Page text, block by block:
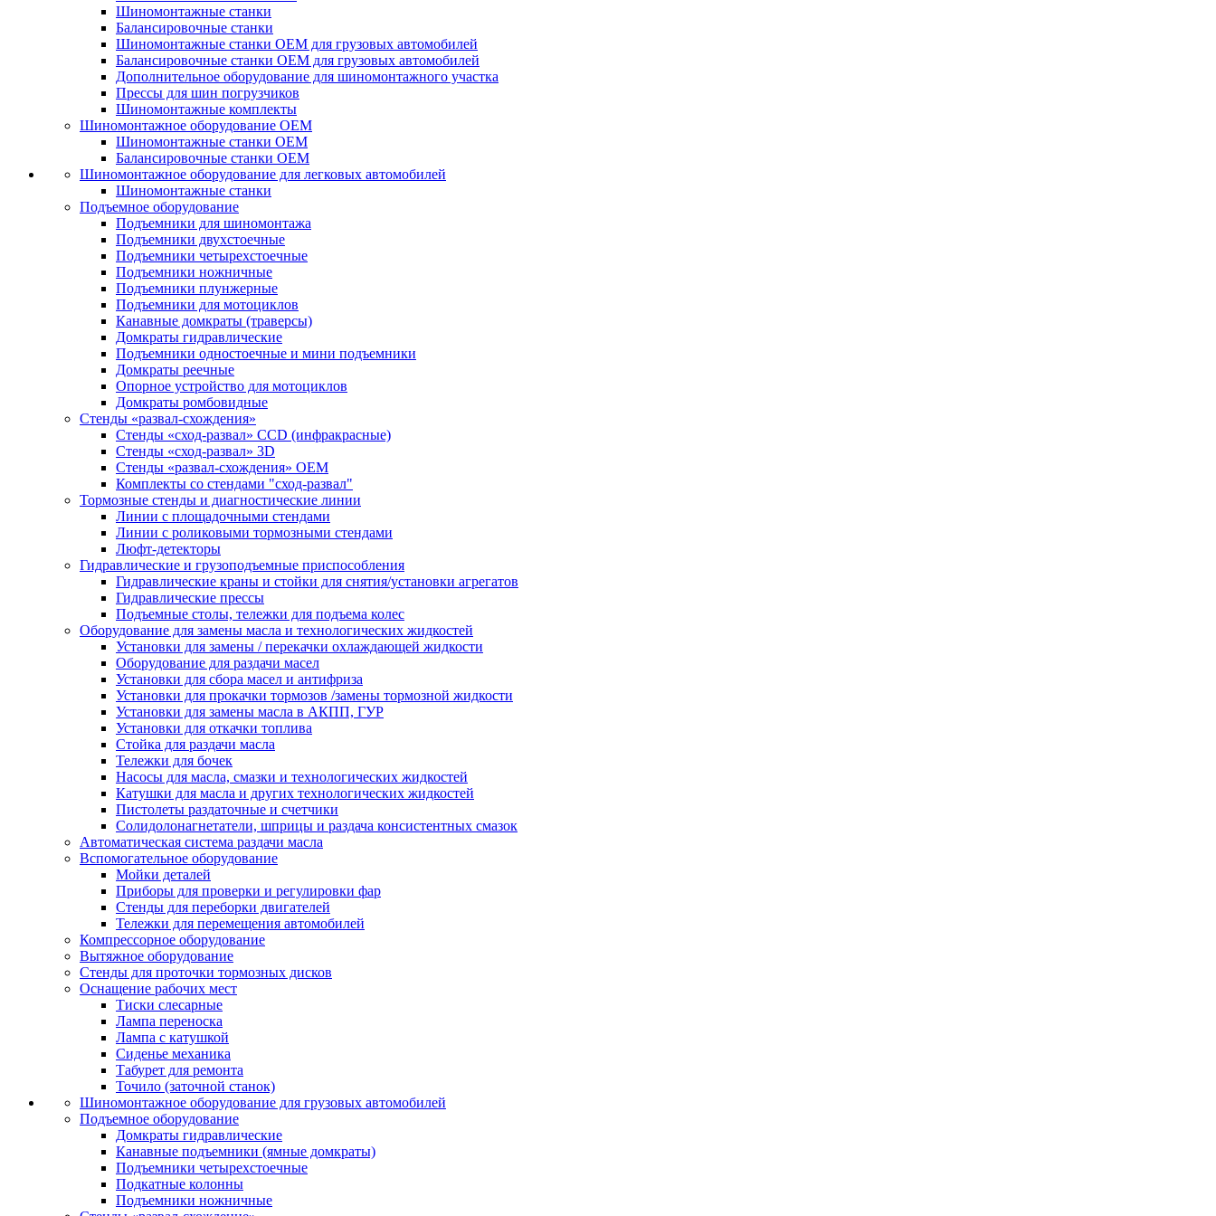
Шиномонтажные станки
Балансировочные станки
Шиномонтажные станки ОЕМ для грузовых автомобилей
Балансировочные станки ОЕМ для грузовых автомобилей
Дополнительное оборудование для шиномонтажного участка
Прессы для шин погрузчиков
Шиномонтажные комплекты
Шиномонтажное оборудование ОЕМ
Шиномонтажные станки ОЕМ
Балансировочные станки ОЕМ
Шиномонтажное оборудование для легковых автомобилей
Шиномонтажные станки
Подъемное оборудование
Подъемники для шиномонтажа
Подъемники двухстоечные
Подъемники четырехстоечные
Подъемники ножничные
Подъемники плунжерные
Подъемники для мотоциклов
Канавные домкраты (траверсы)
Домкраты гидравлические
Подъемники одностоечные и мини подъемники
Домкраты реечные
Опорное устройство для мотоциклов
Домкраты ромбовидные
Стенды «развал-схождения»
Стенды «сход-развал» CCD (инфракрасные)
Стенды «сход-развал» 3D
Стенды «развал-схождения» ОЕМ
Комплекты со стендами "сход-развал"
Тормозные стенды и диагностические линии
Линии с площадочными стендами
Линии с роликовыми тормозными стендами
Люфт-детекторы
Гидравлические и грузоподъемные приспособления
Гидравлические краны и стойки для снятия/установки агрегатов
Гидравлические прессы
Подъемные столы, тележки для подъема колес
Оборудование для замены масла и технологических жидкостей
Установки для замены / перекачки охлаждающей жидкости
Оборудование для раздачи масел
Установки для сбора масел и антифриза
Установки для прокачки тормозов /замены тормозной жидкости
Установки для замены масла в АКПП, ГУР
Установки для откачки топлива
Стойка для раздачи масла
Тележки для бочек
Насосы для масла, смазки и технологических жидкостей
Катушки для масла и других технологических жидкостей
Пистолеты раздаточные и счетчики
Солидолонагнетатели, шприцы и раздача консистентных смазок
Автоматическая система раздачи масла
Вспомогательное оборудование
Мойки деталей
Приборы для проверки и регулировки фар
Стенды для переборки двигателей
Тележки для перемещения автомобилей
Компрессорное оборудование
Вытяжное оборудование
Стенды для проточки тормозных дисков
Оснащение рабочих мест
Тиски слесарные
Лампа переноска
Лампа с катушкой
Сиденье механика
Табурет для ремонта
Точило (заточной станок)
Шиномонтажное оборудование для грузовых автомобилей
Подъемное оборудование
Домкраты гидравлические
Канавные подъемники (ямные домкраты)
Подъемники четырехстоечные
Подкатные колонны
Подъемники ножничные